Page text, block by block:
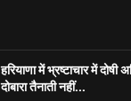
हरियाणा में भ्रष्टाचार में दोषी
दोबारा तैनाती नहीं...